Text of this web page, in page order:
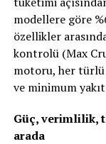
modellere göre
özellikler
kontrolü (Max
motoru, her türlü
ve minimum
Güç, verimlilik,
arada